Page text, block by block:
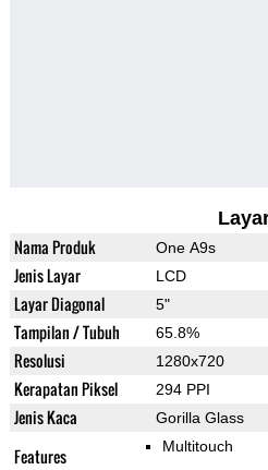
Nama Produk One A9s
Jenis Layar LCD
Layar Diagonal 5"
Tampilan / Tubuh 65.8%
Resolusi 1280x720
Kerapatan Piksel 294 PPI
Jenis Kaca Gorilla Glass
Features Multitouch